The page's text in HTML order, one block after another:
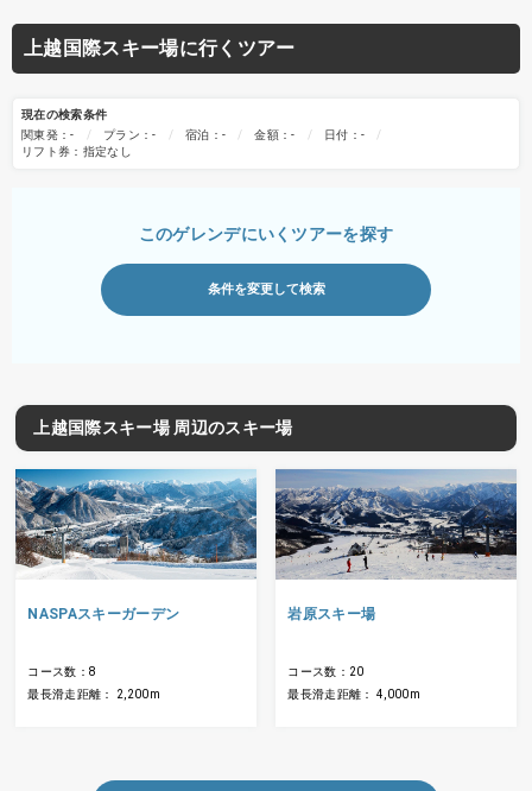
上越国際スキー場に行くツアー
現在の検索条件
関東発：-
プラン：- 宿泊：- 金額：-
日付：-
リフト券：指定なし
このゲレンデにいくツアーを探す
条件を変更して検索
上越国際スキー場 周辺のスキー場
NASPAスキーガーデン
コース数：8
最長滑走距離： 2,200m
岩原スキー場
コース数：20
最長滑走距離： 4,000m